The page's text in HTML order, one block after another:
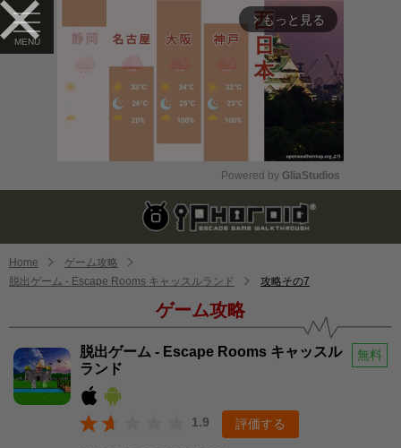
arrow_forward_ios もっと見る
Mute
Powered by GliaStudios
Home
ゲーム攻略
脱出ゲーム - Escape Rooms キャッスルランド
攻略その7
ゲーム攻略
脱出ゲーム - Escape Rooms キャッスル
ランド
無料
1.9 評価する